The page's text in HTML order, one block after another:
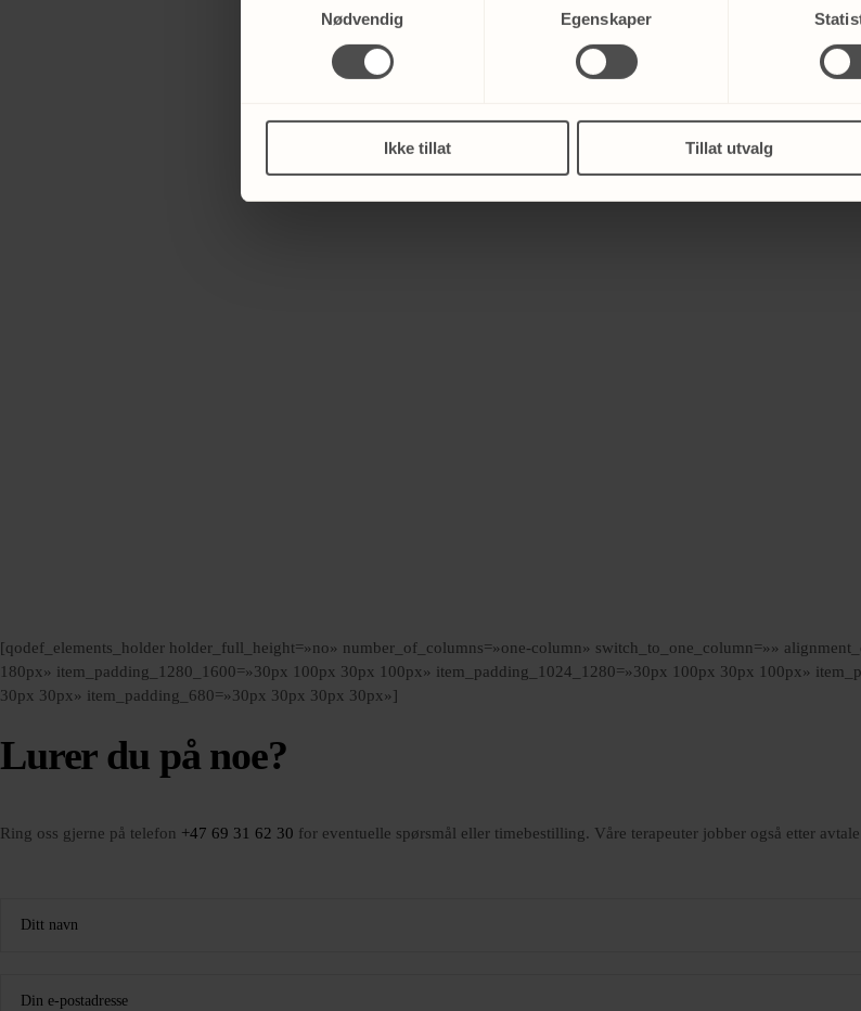
Nødvendig
Egenskaper
Ikke tillat Tillat utvalg
[qodef_elements_holder holder_full_height=»no» number_of_columns=»one-column» switch_to_one_column=»»
180px» item_padding_1280_1600=»30px 100px 30px 100px» item_padding_1024_1280=»30px 100px 30px 100px»
30px 30px» item_padding_680=»30px 30px 30px 30px»]
Lurer du på noe?
Ring oss gjerne på telefon +47 69 31 62 30 for eventuelle spørsmål eller timebestilling. Våre terapeuter jobber også etter